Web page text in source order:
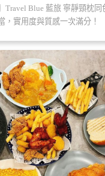
Travel Blue 藍旅 寧靜頸枕同
，實用度與質感一次滿分！